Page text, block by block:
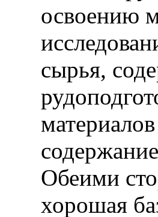
освоению
сырья,
Обеими
хорошая